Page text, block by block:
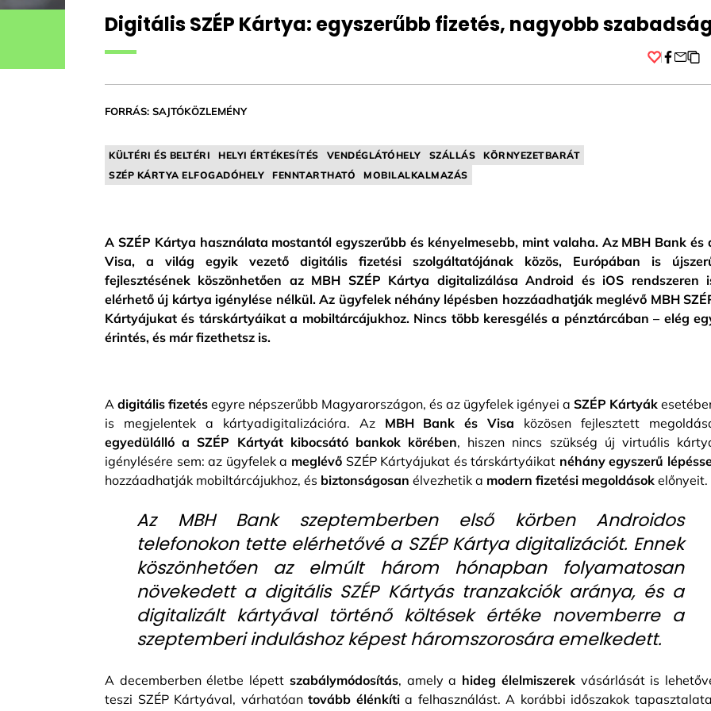
Digitális SZÉP Kártya: egyszerűbb fizetés, nagyobb
FORRÁS: SAJTÓKÖZLEMÉNY
KÜLTÉRI ÉS BELTÉRI HELYI ÉRTÉKESÍTÉS VENDÉGLÁTÓHELY SZÁLLÁS
KÖRNYEZETBARÁT
SZÉP KÁRTYA ELFOGADÓHELY
FENNTARTHATÓ MOBILALKALMAZÁS
A SZÉP Kártya használata mostantól egyszerűbb és kényelmesebb, mint valaha. Az MBH Bank és
Visa, a világ egyik vezető digitális fizetési szolgáltatójának közös, Európában is
fejlesztésének köszönhetően az MBH SZÉP Kártya digitalizálása Android és iOS rendszeren
elérhető új kártya igénylése nélkül. Az ügyfelek néhány lépésben hozzáadhatják meglévő MBH
Kártyájukat és társkártyáikat a mobiltárcájukhoz. Nincs több keresgélés a pénztárcában – elég
érintés, és már fizethetsz is.
A digitális fizetés egyre népszerűbb Magyarországon, és az ügyfelek igényei a SZÉP Kártyák
is megjelentek a kártyadigitalizációra. Az MBH Bank és Visa közösen fejlesztett
egyedülálló a SZÉP Kártyát kibocsátó bankok körében, hiszen nincs szükség új virtuális
igénylésére sem: az ügyfelek a meglévő SZÉP Kártyájukat és társkártyáikat néhány egyszerű
hozzáadhatják mobiltárcájukhoz, és biztonságosan élvezhetik a modern fizetési megoldások előnyeit.
Az MBH Bank szeptemberben első körben Androidos
telefonokon tette elérhetővé a SZÉP Kártya digitalizációt. Ennek
köszönhetően az elmúlt három hónapban folyamatosan
növekedett a digitális SZÉP Kártyás tranzakciók aránya, és a
digitalizált kártyával történő költések értéke novemberre a
szeptemberi induláshoz képest háromszorosára emelkedett.
A decemberben életbe lépett szabálymódosítás, amely a hideg élelmiszerekvásárlását is
teszi SZÉP Kártyával, várhatóantovább élénkítia felhasználást. A korábbi időszakok